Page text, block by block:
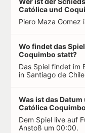
Católica und
Piero Maza Gomez
Wo findet das
Coquimbo statt?
Das Spiel findet im
in Santiago de
Was ist das
Católica
Dem Spiel live auf
Anstoß um 00:00.